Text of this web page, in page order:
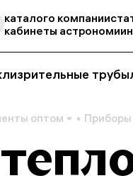
каталого компании
кабинеты астрономии
зрительные трубы
оптом Приборы